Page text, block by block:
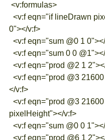
<v:formulas>
0"></v:f>
<v:f eqn="sum @0 1
<v:f eqn="sum 0 0
<v:f eqn="prod @2 1
</v:f>
pixelHeight"></v:f>
<v:f eqn="sum @0 0
<v:f eqn="prod @6 1